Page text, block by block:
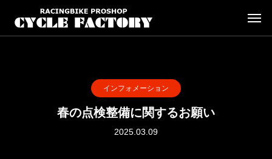
インフォメーション
春の点検整備に関するお願い
2025.03.09